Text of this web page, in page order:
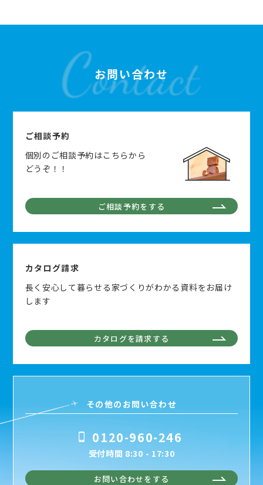
お問い合わせ
ご相談予約
個別のご相談予約はこちらから
どうぞ！！
ご相談予約をする
カタログ請求
長く安心して暮らせる家づくりがわかる資料をお届け
します
カタログを請求する
その他のお問い合わせ
0120-960-246
受付時間 8:30 - 17:30
お問い合わせをする